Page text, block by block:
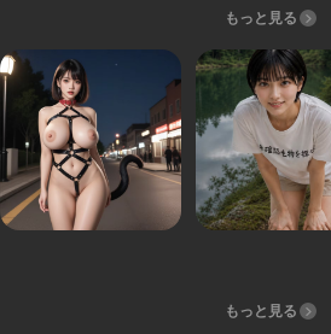
もっと見る
もっと見る